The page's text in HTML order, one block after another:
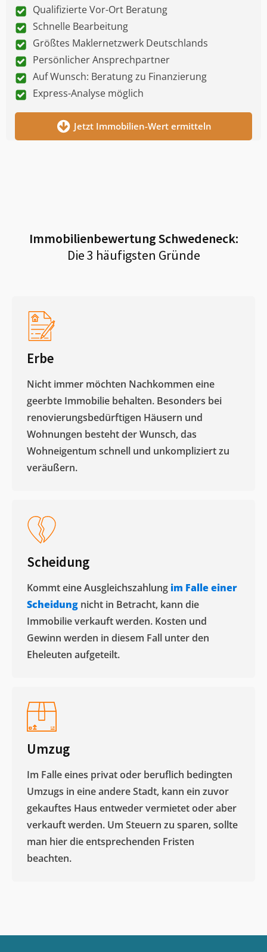
Qualifizierte Vor-Ort Beratung
Schnelle Bearbeitung
Größtes Maklernetzwerk Deutschlands
Persönlicher Ansprechpartner
Auf Wunsch: Beratung zu Finanzierung
Express-Analyse möglich
Jetzt Immobilien-Wert ermitteln
ImmobilienbewertungSchwedeneck:
Die 3 häufigsten Gründe
Erbe
Nicht immer möchten Nachkommen eine
geerbte Immobilie behalten. Besonders bei
renovierungsbedürftigen Häusern und
Wohnungen besteht der Wunsch, das
Wohneigentum schnell und unkompliziert zu
veräußern. ​
Scheidung
Kommt eine Ausgleichszahlung im Falle einer
Scheidung nicht in Betracht, kann die
Immobilie verkauft werden. Kosten und
Gewinn werden in diesem Fall unter den
Eheleuten aufgeteilt.​
Umzug
Im Falle eines privat oder beruflich bedingten
Umzugs in eine andere Stadt, kann ein zuvor
gekauftes Haus entweder vermietet oder aber
verkauft werden. Um Steuern zu sparen, sollte
man hier die entsprechenden Fristen
beachten.